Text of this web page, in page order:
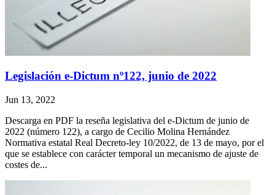
Legislación e-Dictum nº122, junio de 2022
Jun 13, 2022
Descarga en PDF la reseña legislativa del e-Dictum de junio de
2022 (número 122), a cargo de Cecilio Molina Hernández
Normativa estatal Real Decreto-ley 10/2022, de 13 de mayo, por el
que se establece con carácter temporal un mecanismo de ajuste de
costes de...